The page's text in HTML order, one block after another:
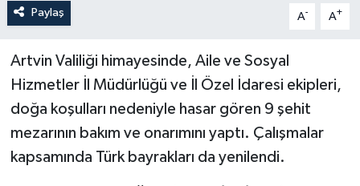
Paylaş A- A+
Artvin Valiliği himayesinde, Aile ve Sosyal
Hizmetler İl Müdürlüğü ve İl Özel İdaresi ekipleri,
doğa koşulları nedeniyle hasar gören 9 şehit
mezarının bakım ve onarımını yaptı. Çalışmalar
kapsamında Türk bayrakları da yenilendi.